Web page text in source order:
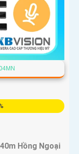
️
Hồng Ngoại